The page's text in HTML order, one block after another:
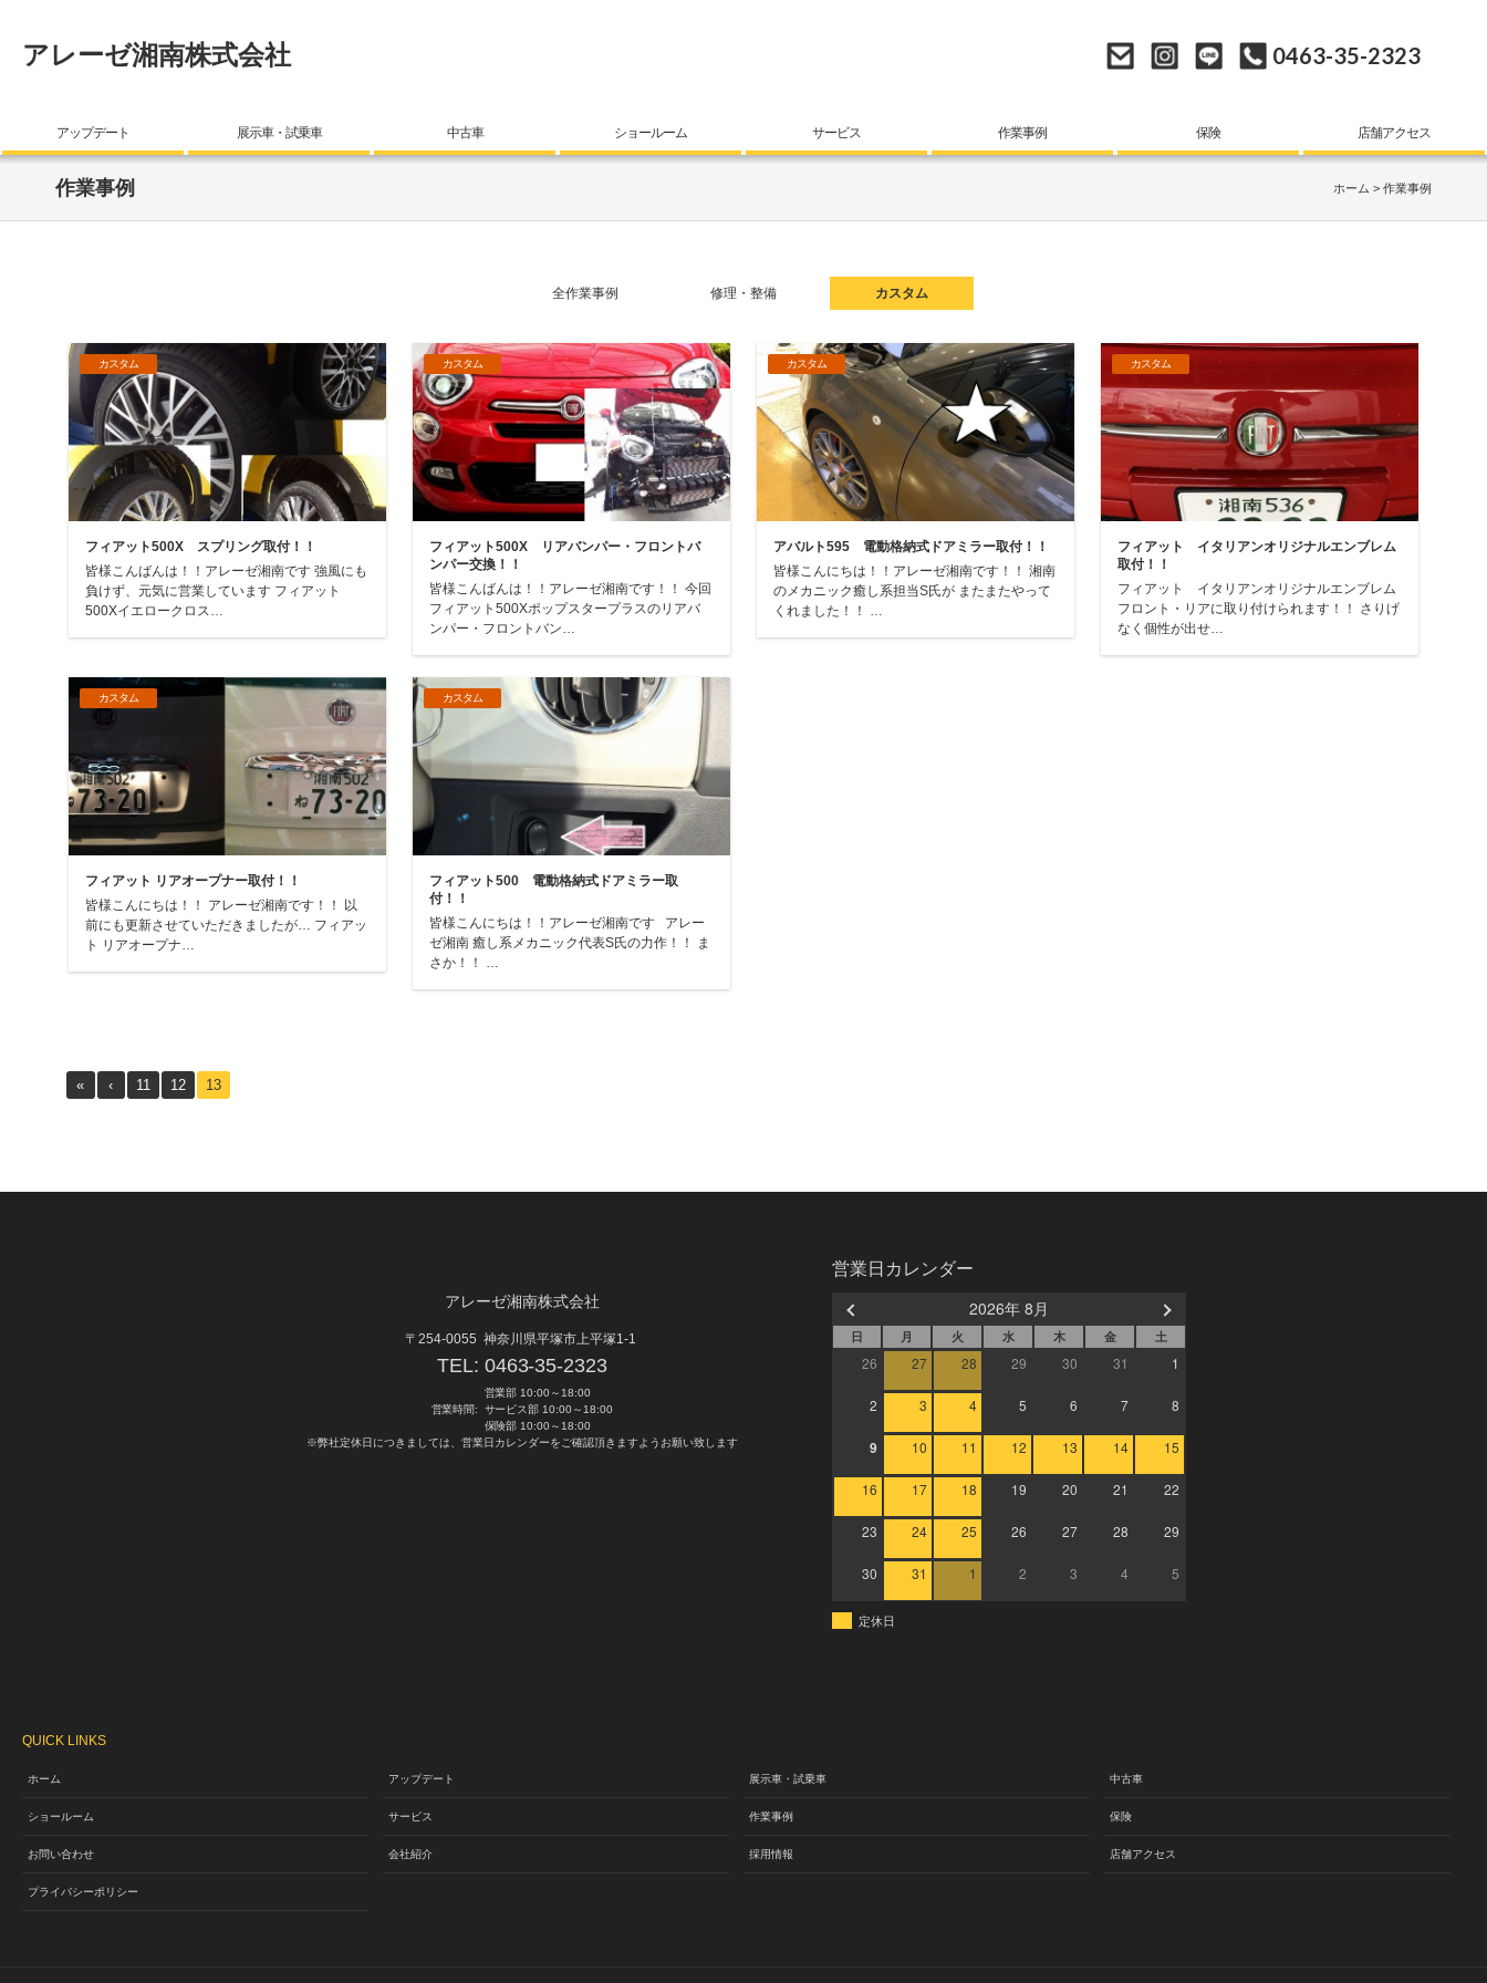
アレーゼ湘南株式会社 0463-35-2323
アップデート 展示車・試乗車 中古車 ショールーム サービス 作業事例 保険 店舗アクセス
作業事例 ホーム 作業事例
全作業事例 修理・整備 カスタム
カスタム
フィアット500X スプリング取付！！
皆様こんばんは！！アレーゼ湘南です 強風にも
負けず、元気に営業しています フィアット
500Xイエロークロス…
カスタム
フィアット500X リアバンパー・フロントバ
ンパー交換！！
皆様こんばんは！！アレーゼ湘南です！！ 今回
フィアット500Xポップスタープラスのリアバ
ンパー・フロントバン…
カスタム
アバルト595 電動格納式ドアミラー取付！！
皆様こんにちは！！アレーゼ湘南です！！ 湘南
のメカニック癒し系担当S氏が またまたやって
くれました！！ …
カスタム
フィアット イタリアンオリジナルエンブレム
取付！！
フィアット イタリアンオリジナルエンブレム
フロント・リアに取り付けられます！！ さりげ
なく個性が出せ…
カスタム
フィアット リアオープナー取付！！
皆様こんにちは！！ アレーゼ湘南です！！ 以
前にも更新させていただきましたが… フィアッ
ト リアオープナ…
カスタム
フィアット500 電動格納式ドアミラー取
付！！
皆様こんにちは！！アレーゼ湘南です アレー
ゼ湘南 癒し系メカニック代表S氏の力作！！ ま
さか！！ …
« ‹ 11 12 13
アレーゼ湘南株式会社
〒254-0055 神奈川県平塚市上平塚1-1
TEL: 0463-35-2323
営業時間:
営業部 10:00～18:00
サービス部 10:00～18:00
保険部 10:00～18:00
※弊社定休日につきましては、営業日カレンダーをご確認頂きますようお願い致します
営業日カレンダー
2026年 8月
日 月 火 水 木 金 土
26 27 28 29 30 31 1
2 3 4 5 6 7 8
9 10 11 12 13 14 15
16 17 18 19 20 21 22
23 24 25 26 27 28 29
30 31 1 2 3 4 5
定休日
QUICK LINKS
ホーム アップデート 展示車・試乗車 中古車
ショールーム サービス 作業事例 保険
お問い合わせ 会社紹介 採用情報 店舗アクセス
プライバシーポリシー